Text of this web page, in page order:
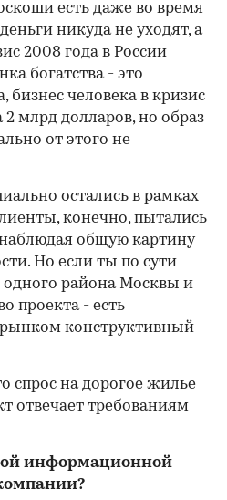
есть даже во время
никуда не уходят, а
2008 года в России
богатства - это
бизнес человека в кризис
млрд долларов, но образ
от этого не
остались в рамках
конечно, пытались
общую картину
Но если ты по сути
района Москвы и
проекта - есть
конструктивный
спрос на дорогое жилье
отвечает требованиям
информационной